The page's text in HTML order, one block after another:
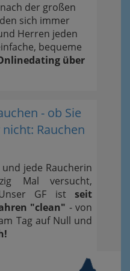
der großen
sich immer
Herren jeden
bequeme
über
- ob Sie
Rauchen
und jede Raucherin
Mal versucht,
GF ist seit
"clean" - von
Tag auf Null und